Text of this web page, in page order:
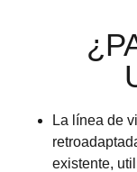
La línea de
existente,